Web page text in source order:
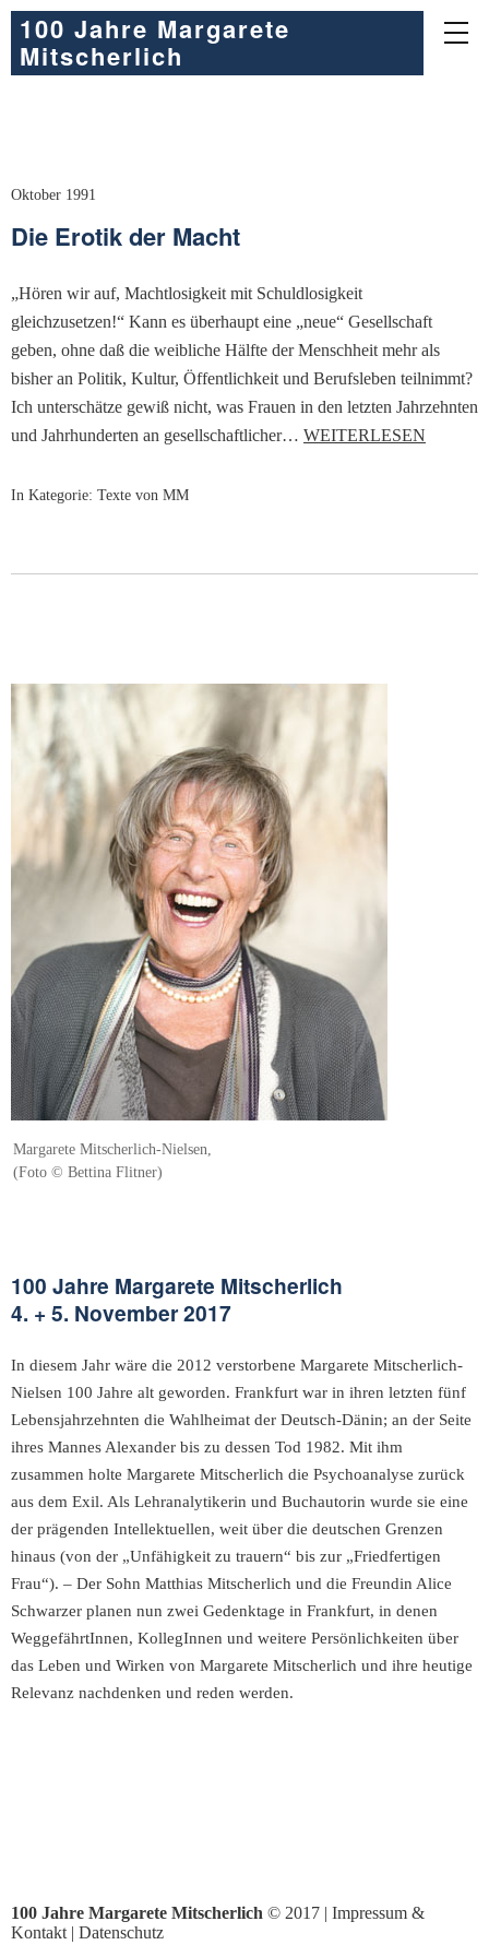
100 Jahre Margarete
Mitscherlich
Oktober 1991
Die Erotik der Macht
„Hören wir auf, Machtlosigkeit mit Schuldlosigkeit
gleichzusetzen!“ Kann es überhaupt eine „neue“ Gesellschaft
geben, ohne daß die weibliche Hälfte der Menschheit mehr als
bisher an Politik, Kultur, Öffentlichkeit und Berufsleben teilnimmt?
Ich unterschätze gewiß nicht, was Frauen in den letzten Jahrzehnten
und Jahrhunderten an gesellschaftlicher… WEITERLESEN
In Kategorie: Texte von MM
Margarete Mitscherlich-Nielsen,
(Foto © Bettina Flitner)
100 Jahre Margarete Mitscherlich
4. + 5. November 2017
In diesem Jahr wäre die 2012 verstorbene Margarete Mitscherlich-
Nielsen 100 Jahre alt geworden. Frankfurt war in ihren letzten fünf
Lebensjahrzehnten die Wahlheimat der Deutsch-Dänin; an der Seite
ihres Mannes Alexander bis zu dessen Tod 1982. Mit ihm
zusammen holte Margarete Mitscherlich die Psychoanalyse zurück
aus dem Exil. Als Lehranalytikerin und Buchautorin wurde sie eine
der prägenden Intellektuellen, weit über die deutschen Grenzen
hinaus (von der „Unfähigkeit zu trauern“ bis zur „Friedfertigen
Frau“). – Der Sohn Matthias Mitscherlich und die Freundin Alice
Schwarzer planen nun zwei Gedenktage in Frankfurt, in denen
WeggefährtInnen, KollegInnen und weitere Persönlichkeiten über
das Leben und Wirken von Margarete Mitscherlich und ihre heutige
Relevanz nachdenken und reden werden.
100 Jahre Margarete Mitscherlich © 2017 | Impressum &
Kontakt | Datenschutz